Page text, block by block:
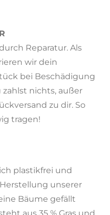
Reparatur. Als
wir dein
bei Beschädigung
nichts, außer
zu dir. So
tragen!
plastikfrei und
unserer
Bäume gefällt